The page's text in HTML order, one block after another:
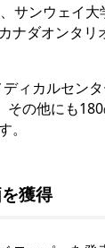
サンウェイ
ナダオンタ
ィカルセン
の他にも
獲得